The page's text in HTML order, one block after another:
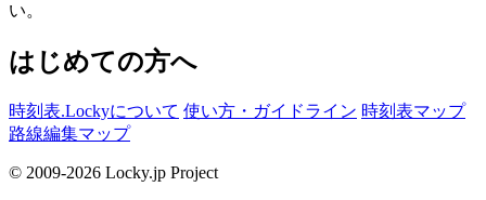
い。
はじめての方へ
時刻表.Lockyについて 使い方・ガイドライン 時刻表マップ
路線編集マップ
© 2009-2026 Locky.jp Project